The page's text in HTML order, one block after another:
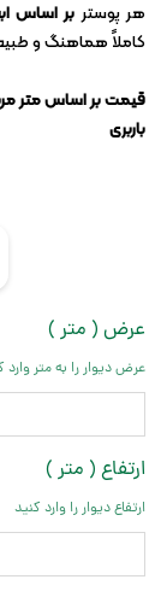
هر پوستر بر اساس
کاملاً هماهنگ و
قیمت بر اساس متر
باربری
عرض ( متر )
عرض دیوار را به متر وارد
ارتفاع ( متر )
ارتفاع دیوار را وارد کنید